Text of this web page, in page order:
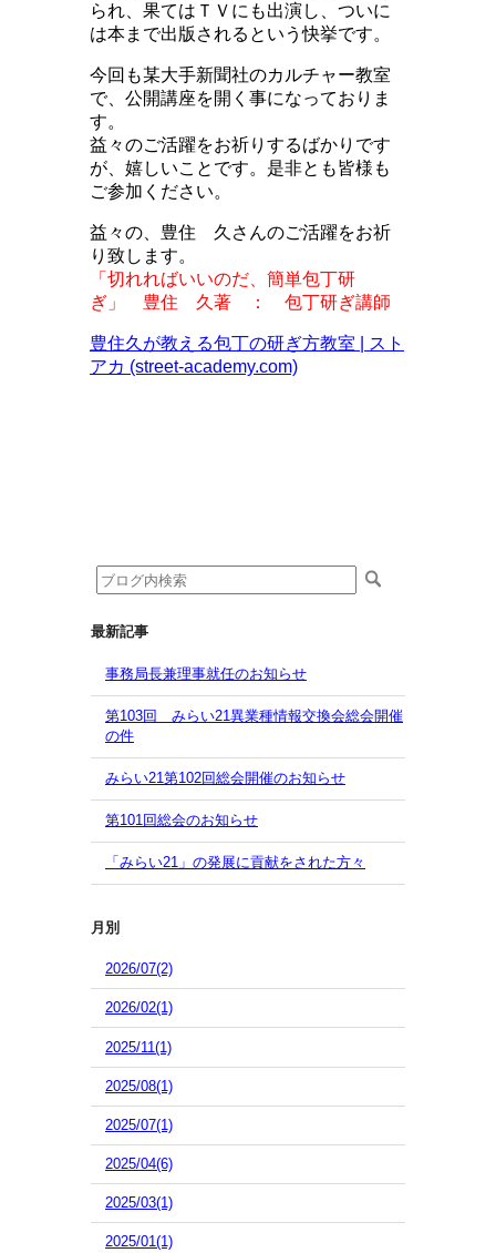
られ、果てはＴＶにも出演し、ついに
は本まで出版されるという快挙です。
今回も某大手新聞社のカルチャー教室
で、公開講座を開く事になっておりま
す。
益々のご活躍をお祈りするばかりです
が、嬉しいことです。是非とも皆様も
ご参加ください。
益々の、豊住 久さんのご活躍をお祈
り致します。
「切れればいいのだ、簡単包丁研
ぎ」 豊住 久著 ： 包丁研ぎ講師
豊住久が教える包丁の研ぎ方教室 | スト
アカ (street-academy.com)
最新記事
事務局長兼理事就任のお知らせ
第103回 みらい21異業種情報交換会総会開催
の件
みらい21第102回総会開催のお知らせ
第101回総会のお知らせ
「みらい21」の発展に貢献をされた方々
月別
2026/07(2)
2026/02(1)
2025/11(1)
2025/08(1)
2025/07(1)
2025/04(6)
2025/03(1)
2025/01(1)